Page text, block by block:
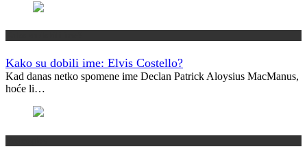
Kako su dobili ime: Elvis Costello?
Kad danas netko spomene ime Declan Patrick Aloysius MacManus,
hoće li…